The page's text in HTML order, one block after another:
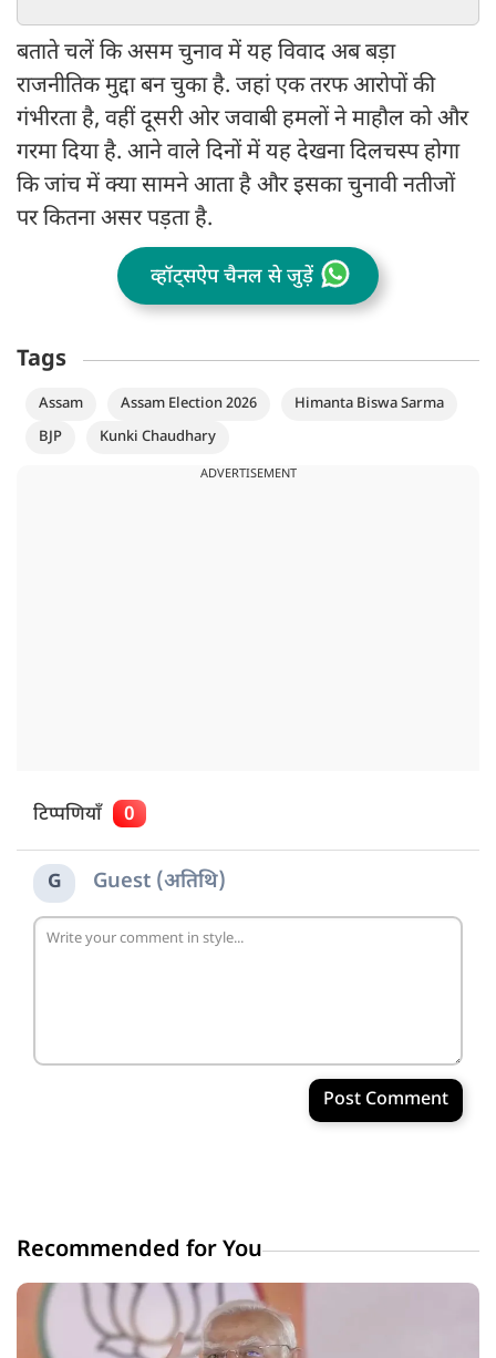
बताते चलें कि असम चुनाव में यह विवाद अब बड़ा
राजनीतिक मुद्दा बन चुका है. जहां एक तरफ आरोपों की
गंभीरता है, वहीं दूसरी ओर जवाबी हमलों ने माहौल को और
गरमा दिया है. आने वाले दिनों में यह देखना दिलचस्प होगा
कि जांच में क्या सामने आता है और इसका चुनावी नतीजों
पर कितना असर पड़ता है.
व्हॉट्सऐप चैनल से जुड़ें
Tags
Assam Assam Election 2026
Himanta Biswa Sarma
BJP
Kunki Chaudhary
ADVERTISEMENT
टिप्पणियाँ 0
G Guest (अतिथि)
Post Comment
Recommended for You